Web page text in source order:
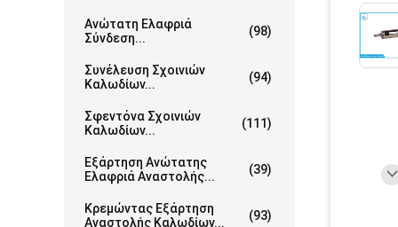
Ανώτατη Ελαφριά
Σύνδεση...
(98)
Συνέλευση Σχοινιών
Καλωδίων...
(94)
Σφεντόνα Σχοινιών
Καλωδίων...
(111)
Εξάρτηση Ανώτατης
Ελαφριά Αναστολής...
(39)
Κρεμώντας Εξάρτηση
Αναστολής Καλωδίων...
(93)